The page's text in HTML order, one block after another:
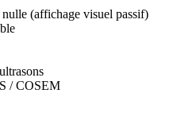
(affichage visuel passif)
/ COSEM